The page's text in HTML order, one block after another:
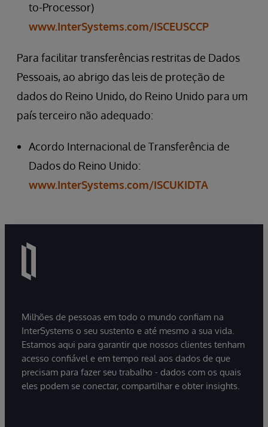
to-Processor)
www.InterSystems.com/ISCEUSCCP
Para facilitar transferências restritas de Dados
Pessoais, ao abrigo das leis de proteção de
dados do Reino Unido, do Reino Unido para um
país terceiro não adequado:
Acordo Internacional de Transferência de
Dados do Reino Unido:
www.InterSystems.com/ISCUKIDTA
Milhões de pessoas em todo o mundo confiam na
InterSystems o seu sustento e até mesmo a sua vida.
Estamos aqui para garantir que nossos clientes tenham
acesso confiável e em tempo real aos dados de que
precisam para fazer seu trabalho - dados com os quais
eles podem se conectar, compartilhar e obter insights.